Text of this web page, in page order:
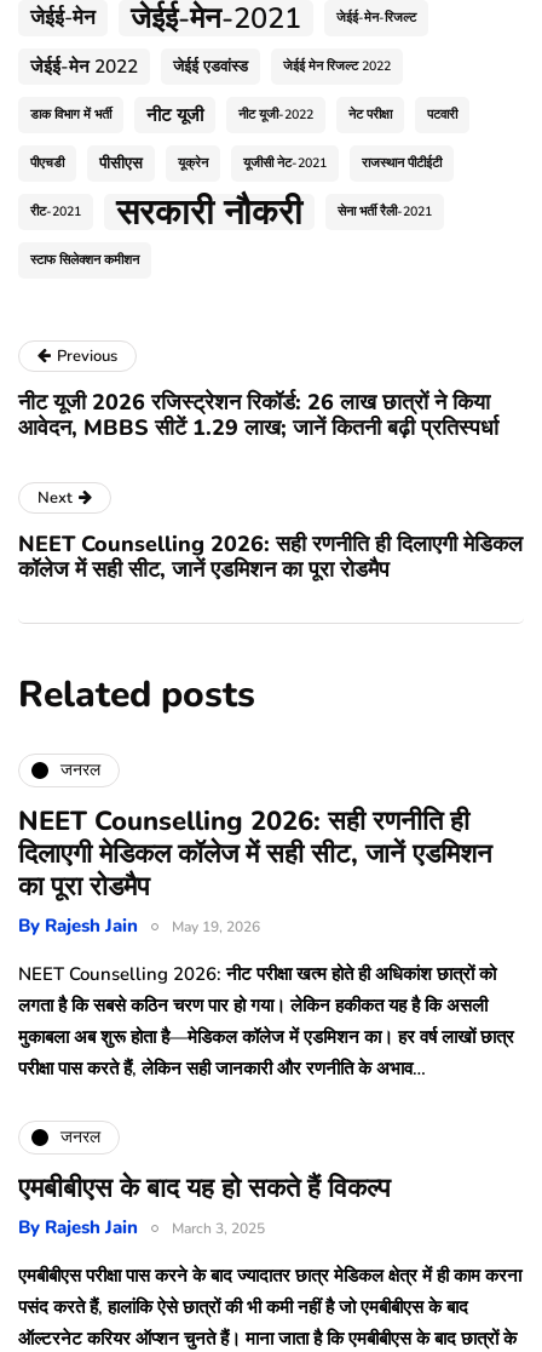
जेईई-मेन जेईई-मेन-2021 जेईई-मेन-रिजल्ट
जेईई-मेन 2022 जेईई एडवांस्ड जेईई मेन रिजल्ट 2022
डाक विभाग में भर्ती नीट यूजी नीट यूजी-2022 नेट परीक्षा पटवारी
पीएचडी पीसीएस यूक्रेन यूजीसी नेट-2021 राजस्थान पीटीईटी
रीट-2021 सरकारी नौकरी सेना भर्ती रैली-2021
स्टाफ सिलेक्शन कमीशन
Previous
नीट यूजी 2026 रजिस्ट्रेशन रिकॉर्ड: 26 लाख छात्रों ने किया
आवेदन, MBBS सीटें 1.29 लाख; जानें कितनी बढ़ी प्रतिस्पर्धा
Next
NEET Counselling 2026: सही रणनीति ही दिलाएगी मेडिकल
कॉलेज में सही सीट, जानें एडमिशन का पूरा रोडमैप
Related posts
जनरल
NEET Counselling 2026: सही रणनीति ही
दिलाएगी मेडिकल कॉलेज में सही सीट, जानें एडमिशन
का पूरा रोडमैप
By Rajesh Jain May 19, 2026
NEET Counselling 2026: नीट परीक्षा खत्म होते ही अधिकांश छात्रों को
लगता है कि सबसे कठिन चरण पार हो गया। लेकिन हकीकत यह है कि असली
मुकाबला अब शुरू होता है—मेडिकल कॉलेज में एडमिशन का। हर वर्ष लाखों छात्र
परीक्षा पास करते हैं, लेकिन सही जानकारी और रणनीति के अभाव…
जनरल
एमबीबीएस के बाद यह हो सकते हैं विकल्प
By Rajesh Jain March 3, 2025
एमबीबीएस परीक्षा पास करने के बाद ज्‍यादातर छात्र मेडिकल क्षेत्र में ही काम करना
पसंद करते हैं, हालांकि ऐसे छात्रों की भी कमी नहीं है जो एमबीबीएस के बाद
ऑल्टरनेट करियर ऑप्शन चुनते हैं। माना जाता है कि एमबीबीएस के बाद छात्रों के